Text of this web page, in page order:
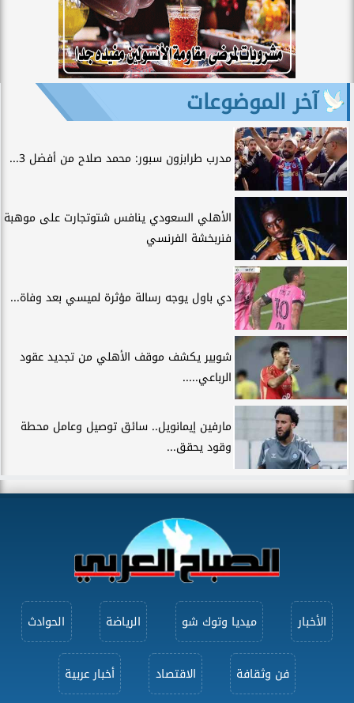
آخر الموضوعات
مدرب طرابزون سبور: محمد صلاح من أفضل 3...
الأهلي السعودي ينافس شتوتجارت على موهبة
فنربخشة الفرنسي
دي باول يوجه رسالة مؤثرة لميسي بعد وفاة...
شوبير يكشف موقف الأهلي من تجديد عقود
الرباعي.....
مارفين إيمانويل.. سائق توصيل وعامل محطة
وقود يحقق...
الأخبار ميديا وتوك شو الرياضة الحوادث
فن وثقافة الاقتصاد أخبار عربية